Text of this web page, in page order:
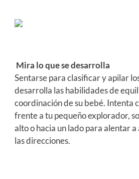
Mira lo que se desarrolla
Sentarse para clasificar y apilar
desarrolla las habilidades de
coordinación de su bebé. Intenta
frente a tu pequeño explorador,
alto o hacia un lado para alentar
las direcciones.